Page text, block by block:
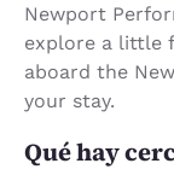
Newport
explore a little
aboard the
your stay.
Qué hay